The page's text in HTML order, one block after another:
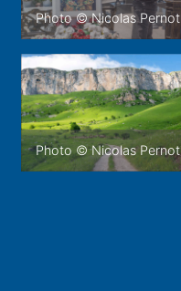
Photo © Nicolas Pernot
Photo © Nicolas Pernot